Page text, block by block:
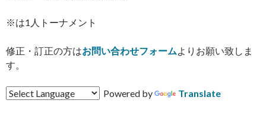
※は1人トーナメント
修正・訂正の方はお問い合わせフォーム よりお願い致しま
す。
Powered by Translate